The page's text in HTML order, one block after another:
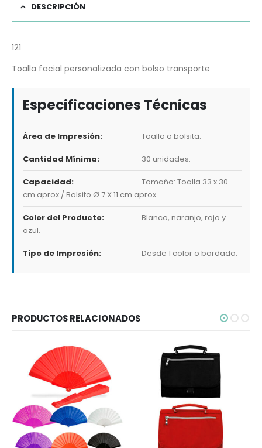
DESCRIPCIÓN
121
Toalla facial personalizada con bolso transporte
Especificaciones Técnicas
Área de Impresión: Toalla o bolsita.
Cantidad Mínima: 30 unidades.
Capacidad:
Tamaño: Toalla 33 x 30
cm aprox / Bolsito Ø 7 X 11 cm aprox.
Color del Producto:
Blanco, naranjo, rojo y
azul.
Tipo de Impresión: Desde 1 color o bordada.
PRODUCTOS RELACIONADOS